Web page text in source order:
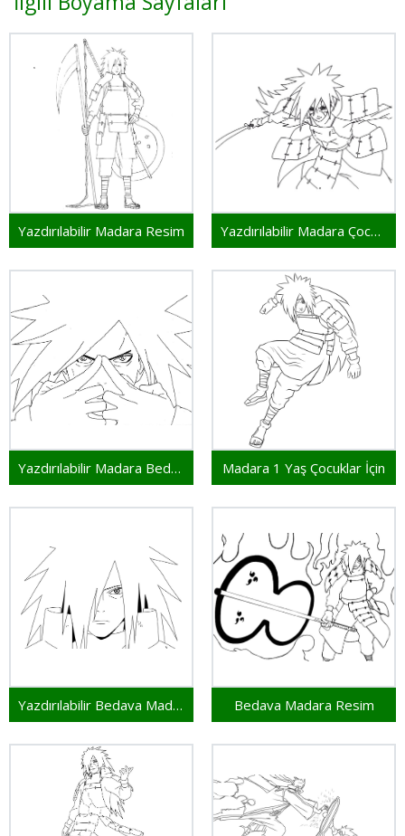
Yazdırılabilir Madara Resim Yazdırılabilir Madara Çocuklar İçin
Yazdırılabilir Madara Bedava Madara 1 Yaş Çocuklar İçin
Yazdırılabilir Bedava Madara Bedava Madara Resim